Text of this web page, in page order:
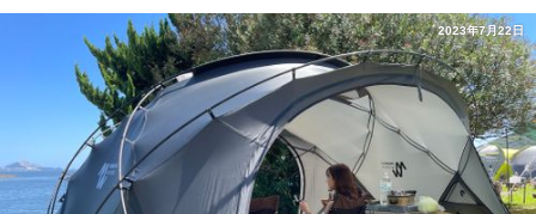
2023年7月22日